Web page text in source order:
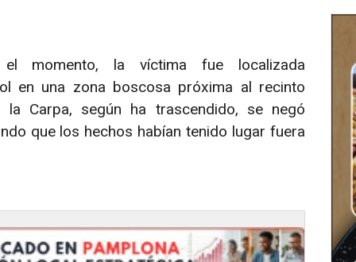
momento, la víctima fue localizada
en una zona boscosa próxima al recinto
Carpa, según ha trascendido, se negó
que los hechos habían tenido lugar fuera